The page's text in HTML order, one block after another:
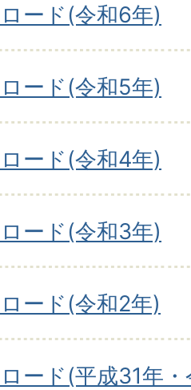
ード(令和6年)
ード(令和5年)
ード(令和4年)
ード(令和3年)
ード(令和2年)
ード(平成31年